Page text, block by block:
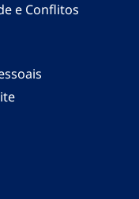
e Conflitos